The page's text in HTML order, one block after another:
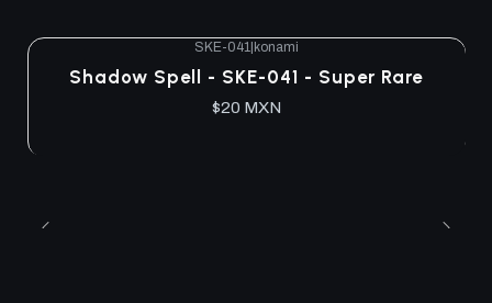
SKE-041 |konami
Shadow Spell - SKE-041 - Super Rare
$20 MXN